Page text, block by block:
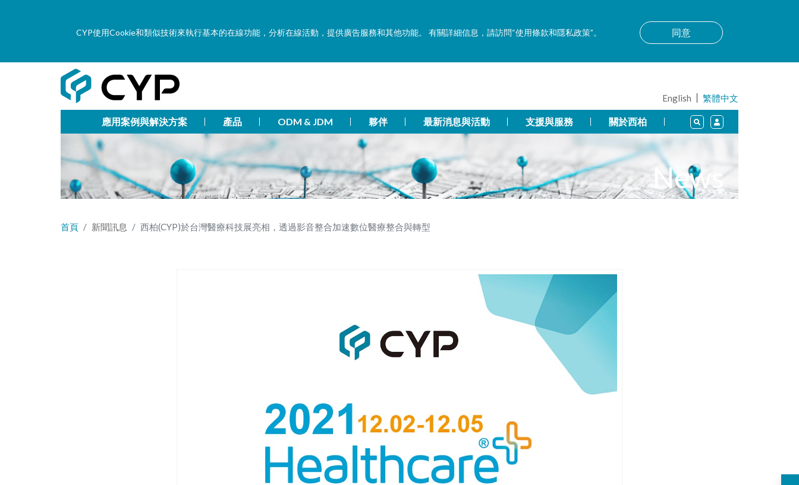
CYP使用Cookie和類似技術來執行基本的在線功能，分析在線活動，提供廣告服務和其他功能。 有關詳細信息，請訪問“使用條款和隱私政策”。 同意
English 繁體中文
應用案例與解決方案 產品 ODM & JDM 夥伴 最新消息與活動 支援與服務 關於西柏
News
首頁 新聞訊息 西柏(CYP)於台灣醫療科技展亮相，透過影音整合加速數位醫療整合與轉型